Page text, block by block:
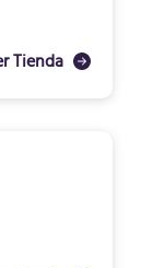
Tienda